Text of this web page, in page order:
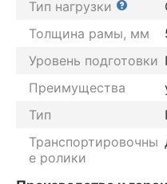
Тип нагрузки
Толщина рамы, мм
Уровень подготовки
Преимущества
Тип
Транспортировочны
е ролики